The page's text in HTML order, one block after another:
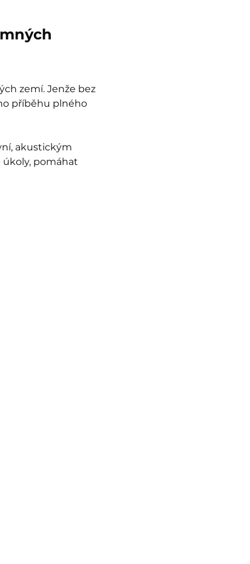
zemí. Jenže bez
příběhu plného
akustickým
pomáhat